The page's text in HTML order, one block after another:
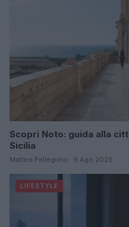
Scopri Noto: guida alla
Sicilia
Matteo Pellegrino · 9 Ago 2026
LIFESTYLE